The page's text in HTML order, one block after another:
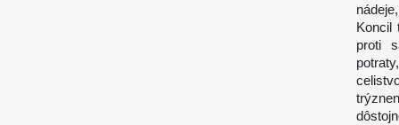
Koncil
proti